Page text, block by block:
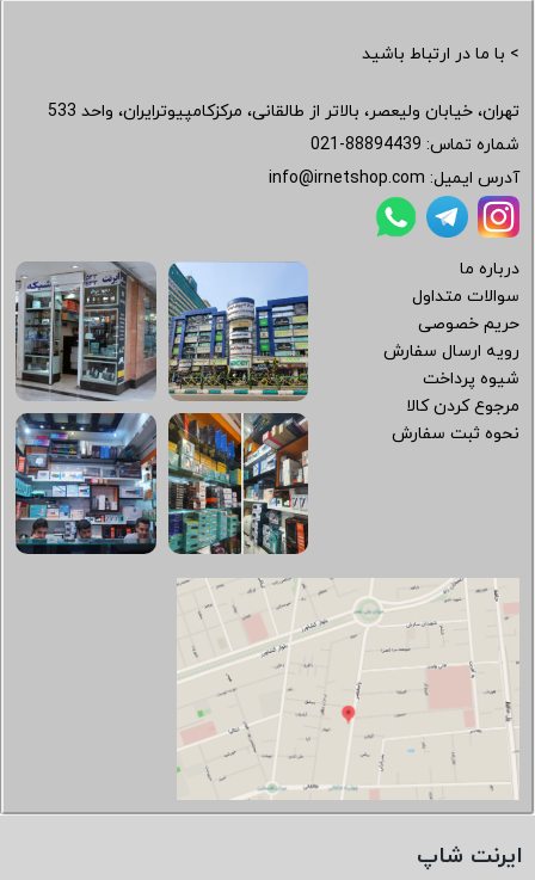
> با ما در ارتباط باشید
تهران، خیابان ولیعصر، بالاتر از طالقانی، مرکزکامپیوترایران، واحد 533
شماره تماس: 021-88894439
آدرس ایمیل: info@irnetshop.com
درباره ما
سوالات متداول
حریم خصوصی
رویه ارسال سفارش
شیوه پرداخت
مرجوع کردن کالا
نحوه ثبت سفارش
ایرنت شاپ